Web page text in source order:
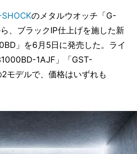
のメタルウオッチ「G-
、ブラックIP仕上げを施した新
」を6月5日に発売した。ライ
1AJF」「GST-
モデルで、価格はいずれも